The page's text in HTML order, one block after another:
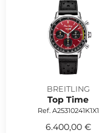
BREITLING
Top Time
Ref. A25310241K1X1
6.400,00 €